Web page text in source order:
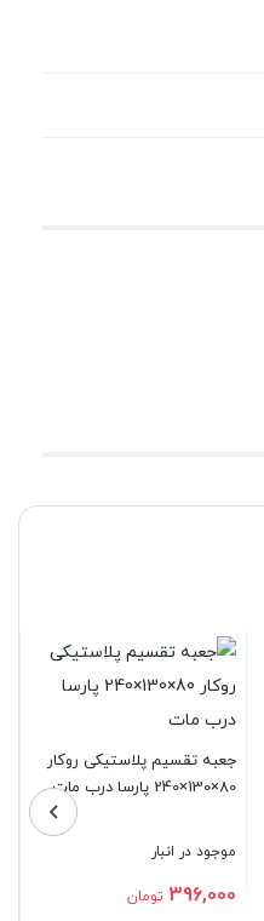
جعبه تقسیم پلاستیکی روکار
80×130×240 پارسا درب مات
موجود در انبار
396,000 تومان